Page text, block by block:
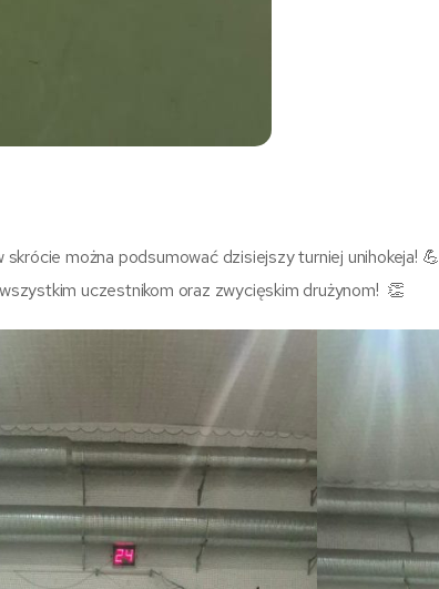
można podsumować dzisiejszy turniej unihokeja! 💪
uczestnikom oraz zwycięskim drużynom! 👏